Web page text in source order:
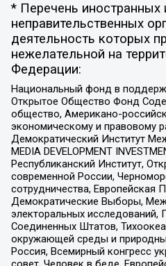
* Перечень
неправительственных
деятельность которых
нежелательной на
Федерации:
Национальный фонд в
Открытое Общество Фонд
общество, Американо-
экономическому и правовому
Демократический Институт
MEDIA DEVELOPMENT
Республиканский Институт,
современной России,
сотрудничества, Европейская
Демократические Выборы,
электоральных
Соединенных Штатов,
окружающей среды и
Россия, Всемирный конгресс